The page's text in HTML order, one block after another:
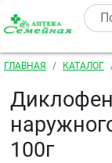
Перейти к
Строка
ГЛАВНАЯ КАТАЛОГ
100г